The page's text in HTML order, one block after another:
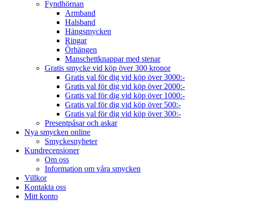
Fyndhörnan
Armband
Halsband
Hängsmycken
Ringar
Örhängen
Manschettknappar med stenar
Gratis smycke vid köp över 300 kronor
Gratis val för dig vid köp över 3000:-
Gratis val för dig vid köp över 2000:-
Gratis val för dig vid köp över 1000:-
Gratis val för dig vid köp över 500:-
Gratis val för dig vid köp över 300:-
Presentpåsar och askar
Nya smycken online
Smyckesnyheter
Kundrecensioner
Om oss
Information om våra smycken
Villkor
Kontakta oss
Mitt konto